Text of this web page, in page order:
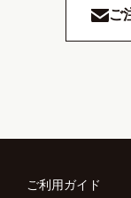
ご
ご利用ガイド